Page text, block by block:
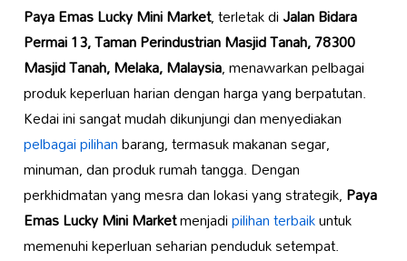
Paya Emas Lucky Mini Market, terletak diJalan Bidara
Permai 13, Taman Perindustrian Masjid Tanah, 78300
Masjid Tanah, Melaka, Malaysia, menawarkan pelbagai
produk keperluan harian dengan harga yang berpatutan.
Kedai ini sangat mudah dikunjungi dan menyediakan
pelbagai pilihanbarang, termasuk makanan segar,
minuman, dan produk rumah tangga. Dengan
perkhidmatan yang mesra dan lokasi yang strategik,Paya
Emas Lucky Mini Marketmenjadipilihan terbaikuntuk
memenuhi keperluan seharian penduduk setempat.